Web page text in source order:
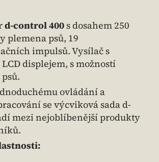
d-control 400 s dosahem 250
plemena psů, 19
impulsů. Vysílač s
displejem, s možností
ovládání a
se výcviková sada d-
mezi nejoblíbenější produkty